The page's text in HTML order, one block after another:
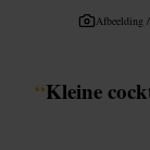
Afbeelding /
“Kleine